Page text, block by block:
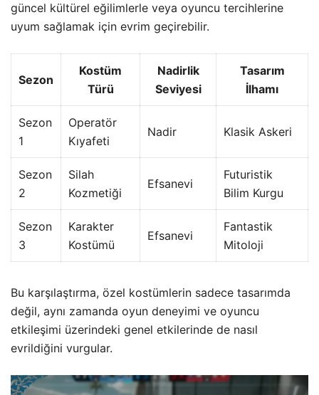
güncel kültürel eğilimlerle veya oyuncu tercihlerine
uyum sağlamak için evrim geçirebilir.
Sezon
Kostüm
Türü
Nadirlik
Seviyesi
Tasarım
İlhamı
Sezon
1
Operatör
Kıyafeti
Nadir Klasik Askeri
Sezon
2
Silah
Kozmetiği
Efsanevi
Futuristik
Bilim Kurgu
Sezon
3
Karakter
Kostümü
Efsanevi
Fantastik
Mitoloji
Bu karşılaştırma, özel kostümlerin sadece tasarımda
değil, aynı zamanda oyun deneyimi ve oyuncu
etkileşimi üzerindeki genel etkilerinde de nasıl
evrildiğini vurgular.